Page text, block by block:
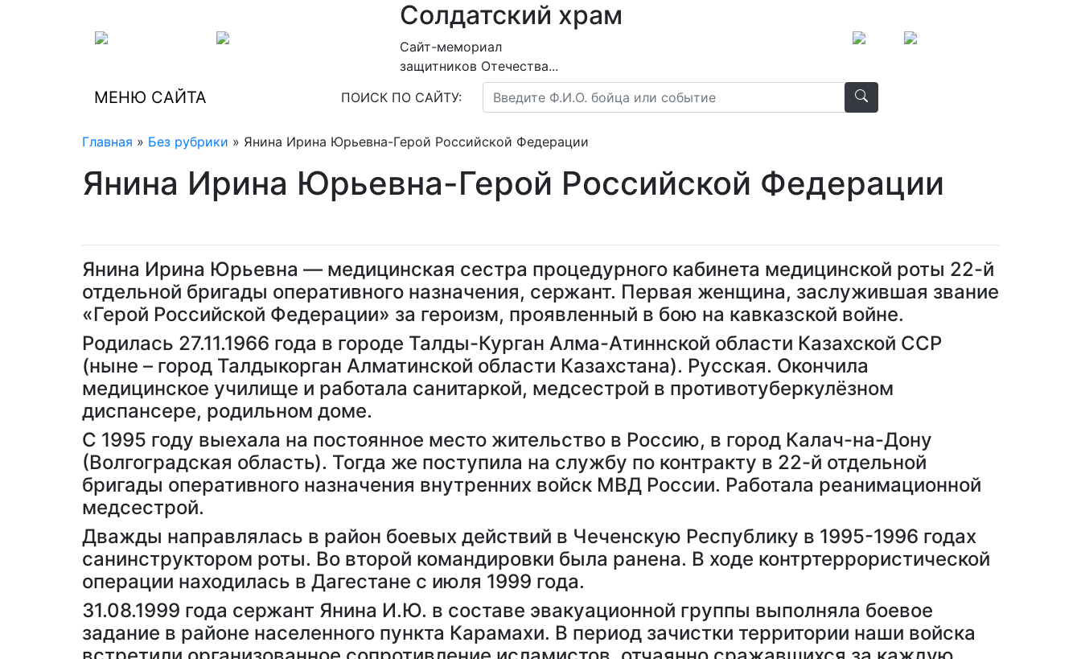
Солдатский храм
Сайт-мемориал
защитников Отечества...
МЕНЮ САЙТА ПОИСК ПО САЙТУ:
Главная » Без рубрики » Янина Ирина Юрьевна-Герой Российской Федерации
Янина Ирина Юрьевна-Герой Российской Федерации
Янина Ирина Юрьевна — медицинская сестра процедурного кабинета медицинской роты 22-й
отдельной бригады оперативного назначения, сержант. Первая женщина, заслужившая звание
«Герой Российской Федерации» за героизм, проявленный в бою на кавказской войне.
Родилась 27.11.1966 года в городе Талды-Курган Алма-Атиннской области Казахской ССР
(ныне – город Талдыкорган Алматинской области Казахстана). Русская. Окончила
медицинское училище и работала санитаркой, медсестрой в противотуберкулёзном
диспансере, родильном доме.
С 1995 году выехала на постоянное место жительство в Россию, в город Калач-на-Дону
(Волгоградская область). Тогда же поступила на службу по контракту в 22-й отдельной
бригады оперативного назначения внутренних войск МВД России. Работала реанимационной
медсестрой.
Дважды направлялась в район боевых действий в Чеченскую Республику в 1995-1996 годах
санинструктором роты. Во второй командировки была ранена. В ходе контртеррористической
операции находилась в Дагестане с июля 1999 года.
31.08.1999 года сержант Янина И.Ю. в составе эвакуационной группы выполняла боевое
задание в районе населенного пункта Карамахи. В период зачистки территории наши войска